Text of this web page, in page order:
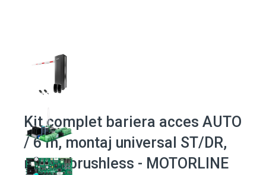
Kit complet bariera acces AUTO
/ 6 m, montaj universal ST/DR,
motor brushless - MOTORLINE